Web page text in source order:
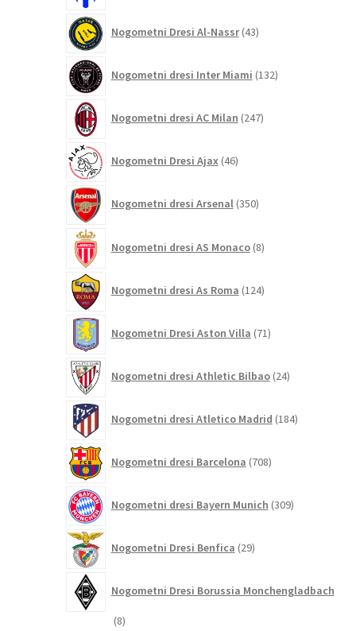
Nogometni Dresi Al-Nassr 43izdelkov
Nogometni dresi Inter Miami 132izdelkov
Nogometni dresi AC Milan 247izdelkov
Nogometni Dresi Ajax 46izdelkov
Nogometni dresi Arsenal 350izdelkov
Nogometni dresi AS Monaco 8izdelkov
Nogometni dresi As Roma 124izdelkov
Nogometni Dresi Aston Villa 71izdelkov
Nogometni dresi Athletic Bilbao 24izdelkov
Nogometni dresi Atletico Madrid 184izdelkov
Nogometni dresi Barcelona 708izdelkov
Nogometni dresi Bayern Munich 309izdelkov
Nogometni Dresi Benfica 29izdelkov
Nogometni Dresi Borussia Monchengladbach
88